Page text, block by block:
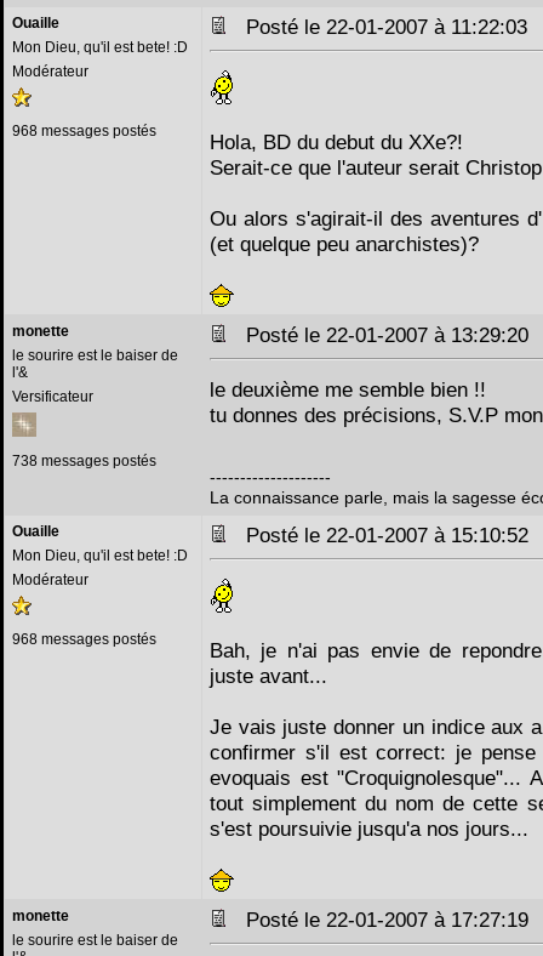
Ouaille
Mon Dieu, qu'il est bete! :D
Modérateur
968 messages postés
Posté le 22-01-2007 à
Hola, BD du debut du XXe?!
Serait-ce que l'auteur serait
Ou alors s'agirait-il des aventures
(et quelque peu anarchistes)?
monette
le sourire est le baiser de
l'&
Versificateur
738 messages postés
Posté le 22-01-2007 à
le deuxième me semble bien !!
tu donnes des précisions, S.V.P
--------------------
La connaissance parle, mais la sagesse
Ouaille
Mon Dieu, qu'il est bete! :D
Modérateur
968 messages postés
Posté le 22-01-2007 à
Bah, je n'ai pas envie de
juste avant...
Je vais juste donner un indice aux
confirmer s'il est correct: je
evoquais est "Croquignolesque"...
tout simplement du nom de cette
s'est poursuivie jusqu'a nos jours...
monette
le sourire est le baiser de
Posté le 22-01-2007 à